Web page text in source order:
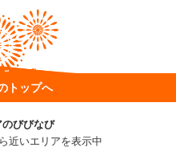
トップへ
びびなび
近いエリアを表示中